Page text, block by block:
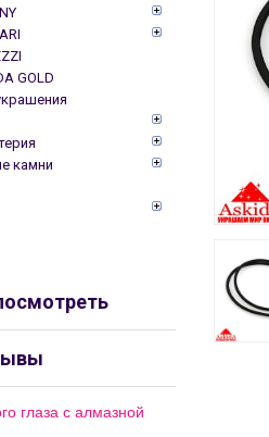
GOLD
камни
глаза с алмазной